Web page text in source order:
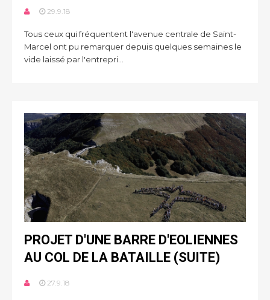
29.9.18
Tous ceux qui fréquentent l'avenue centrale de Saint-
Marcel ont pu remarquer depuis quelques semaines le
vide laissé par l'entrepri...
PROJET D'UNE BARRE D'EOLIENNES
AU COL DE LA BATAILLE (SUITE)
27.9.18